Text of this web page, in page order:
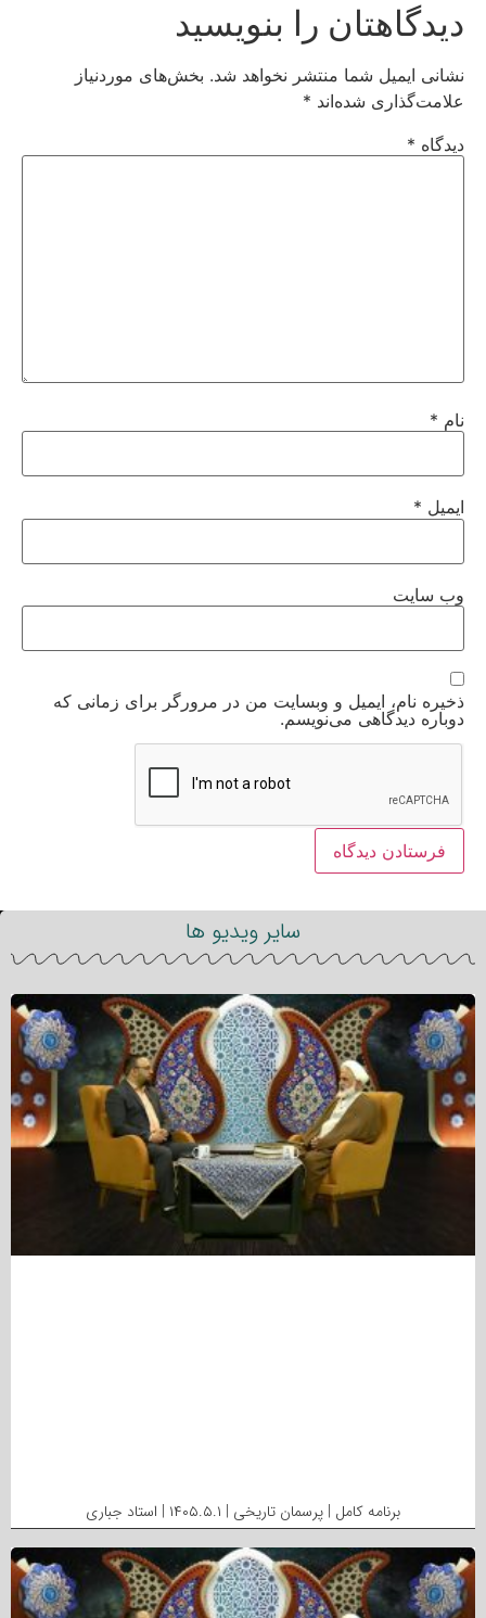
دیدگاهتان را بنویسید
نشانی ایمیل شما منتشر نخواهد شد. بخش‌های موردنیاز
علامت‌گذاری شده‌اند *
دیدگاه *
نام *
ایمیل *
وب‌ سایت
ذخیره نام، ایمیل و وبسایت من در مرورگر برای زمانی که
دوباره دیدگاهی می‌نویسم.
سایر ویدیو ها
برنامه کامل | پرسمان تاریخی | ۱۴۰۵.۵.۱ | استاد جباری